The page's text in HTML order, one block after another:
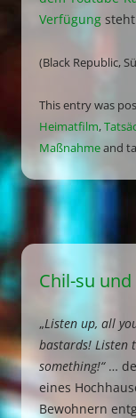
Verfügung
(Black Republic,
This entry was
Heimatfilm,
Maßnahmeand
Chil-su
„Listen up, all
bastards! Listen
something!“…
eines
Bewohnern